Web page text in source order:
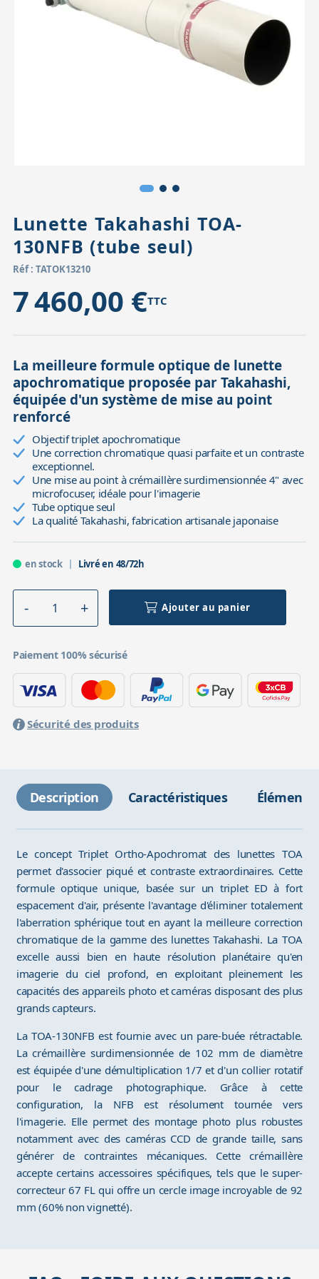
Accessoires pour montures
Têtes
Pièces détachées
Lunette Takahashi TOA-
130NFB (tube seul)
Réf : TATOK13210
7 460,00 €TTC
La meilleure formule optique de lunette
apochromatique proposée par Takahashi,
équipée d'un système de mise au point
renforcé
Objectif triplet apochromatique
Une correction chromatique quasi parfaite et un contraste
exceptionnel.
Une mise au point à crémaillère surdimensionnée 4" avec
microfocuser, idéale pour l'imagerie
Tube optique seul
La qualité Takahashi, fabrication artisanale japonaise
en stock Livré en 48/72h
Ajouter au panier
Paiement 100% sécurisé
Sécurité des produits
Description Caractéristiques Éléments
Le concept Triplet Ortho-Apochromat des lunettes TOA
permet d'associer piqué et contraste extraordinaires. Cette
formule optique unique, basée sur un triplet ED à fort
espacement d'air, présente l'avantage d'éliminer totalement
l'aberration sphérique tout en ayant la meilleure correction
chromatique de la gamme des lunettes Takahashi. La TOA
excelle aussi bien en haute résolution planétaire qu'en
imagerie du ciel profond, en exploitant pleinement les
capacités des appareils photo et caméras disposant des plus
grands capteurs.
La TOA-130NFB est fournie avec un pare-buée rétractable.
La crémaillère surdimensionnée de 102 mm de diamètre
est équipée d'une démultiplication 1/7 et d'un collier rotatif
pour le cadrage photographique. Grâce à cette
configuration, la NFB est résolument tournée vers
l'imagerie. Elle permet des montage photo plus robustes
notamment avec des caméras CCD de grande taille, sans
générer de contraintes mécaniques. Cette crémaillère
accepte certains accessoires spécifiques, tels que le super-
correcteur 67 FL qui offre un cercle image incroyable de 92
mm (60% non vignetté).